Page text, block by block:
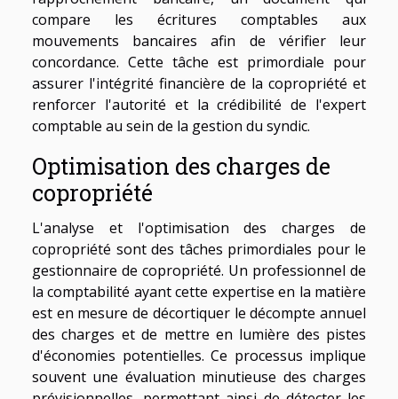
compare les écritures comptables aux
mouvements bancaires afin de vérifier leur
concordance. Cette tâche est primordiale pour
assurer l'intégrité financière de la copropriété et
renforcer l'autorité et la crédibilité de l'expert
comptable au sein de la gestion du syndic.
Optimisation des charges de
copropriété
L'analyse et l'optimisation des charges de
copropriété sont des tâches primordiales pour le
gestionnaire de copropriété. Un professionnel de
la comptabilité ayant cette expertise en la matière
est en mesure de décortiquer le décompte annuel
des charges et de mettre en lumière des pistes
d'économies potentielles. Ce processus implique
souvent une évaluation minutieuse des charges